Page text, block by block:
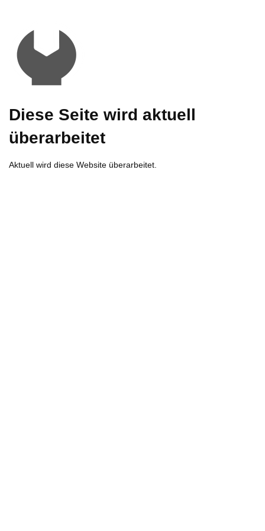
Diese Seite wird aktuell
überarbeitet
Aktuell wird diese Website überarbeitet.